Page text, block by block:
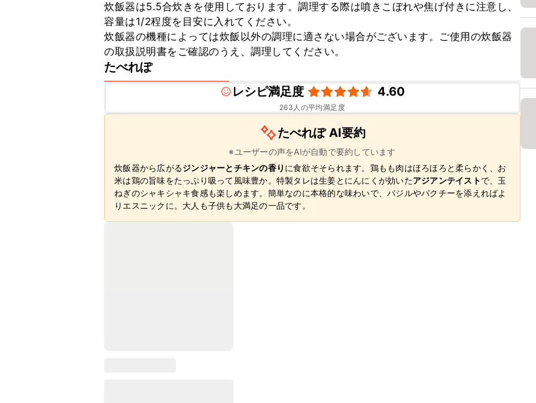
炊飯器は5.5合炊きを使用しております。調理する際は噴きこぼれや焦げ付きに注意し、
容量は1/2程度を目安に入れてください。
炊飯器の機種によっては炊飯以外の調理に適さない場合がございます。ご使用の炊飯器
の取扱説明書をご確認のうえ、調理してください。
たべれぽ
レシピ満足度
4.60
263 人の平均満足度
たべれぽ AI要約
※ユーザーの声をAIが自動で要約しています
炊飯器から広がるジンジャーとチキンの香り に食欲そそられます。鶏もも肉はほろほろと柔らかく、お
米は鶏の旨味をたっぷり吸って風味豊か。特製タレは生姜とにんにくが効いたアジアンテイストで、玉
ねぎのシャキシャキ食感も楽しめます。簡単なのに本格的な味わいで、バジルやパクチーを添えればよ
りエスニックに。大人も子供も大満足の一品です。